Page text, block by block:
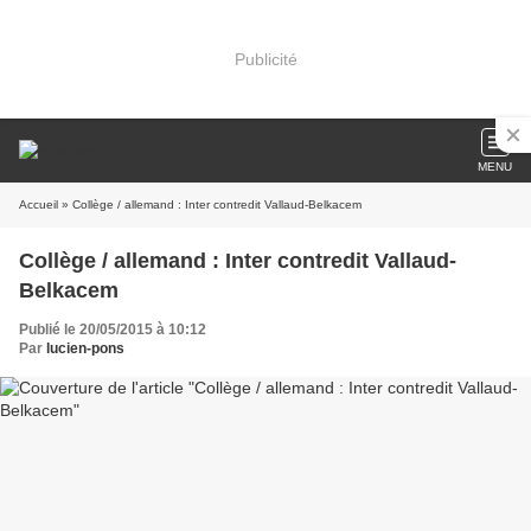
Publicité
MENU
Accueil » Collège / allemand : Inter contredit Vallaud-Belkacem
Collège / allemand : Inter contredit Vallaud-
Belkacem
Publié le 20/05/2015 à 10:12
Par lucien-pons